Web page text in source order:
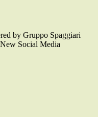
by Gruppo Spaggiari
Social Media